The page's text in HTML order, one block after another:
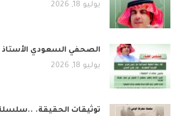
يوليو 18, 2026
الصحفي السعودي الأستاذ
يوليو 18, 2026
توثيقات الحقيقة. ..سلسلة معركة